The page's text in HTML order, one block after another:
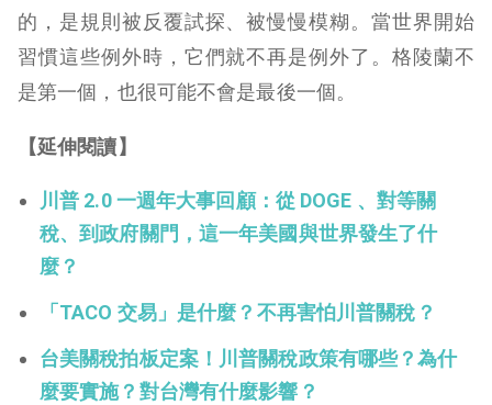
的，是規則被反覆試探、被慢慢模糊。當世界開始
習慣這些例外時，它們就不再是例外了。格陵蘭不
是第一個，也很可能不會是最後一個。
【延伸閱讀】
川普 2.0 一週年大事回顧：從 DOGE 、對等關
稅、到政府關門，這一年美國與世界發生了什
麼？
「TACO 交易」是什麼？不再害怕川普關稅？
台美關稅拍板定案！川普關稅政策有哪些？為什
麼要實施？對台灣有什麼影響？